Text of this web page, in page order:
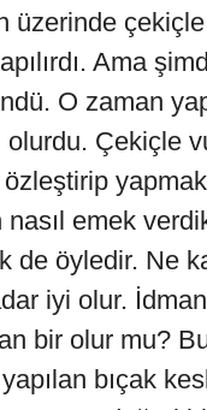
üzerinde
Ama
O zaman
olurdu. Çekiçle
nasıl emek
de öyledir. Ne
iyi olur.
bir olur mu?
bıçak